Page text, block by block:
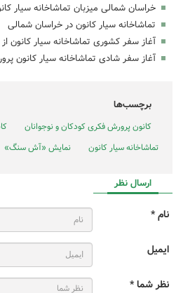
خراسان شمالی میزبان تماشاخانه سیار
تماشاخانه سیار کانون در خراسان شمالی
آغاز سفر کشوری تماشاخانه سیار کانون
آغاز سفر شادی تماشاخانه سیار کانون
برچسب‌ها
کانون پرورش فکری کودکان و نوجوانان
تماشاخانه سیار کانون
نمایش «آش سنگ»
ارسال نظر
نام *
ایمیل
نظر شما *